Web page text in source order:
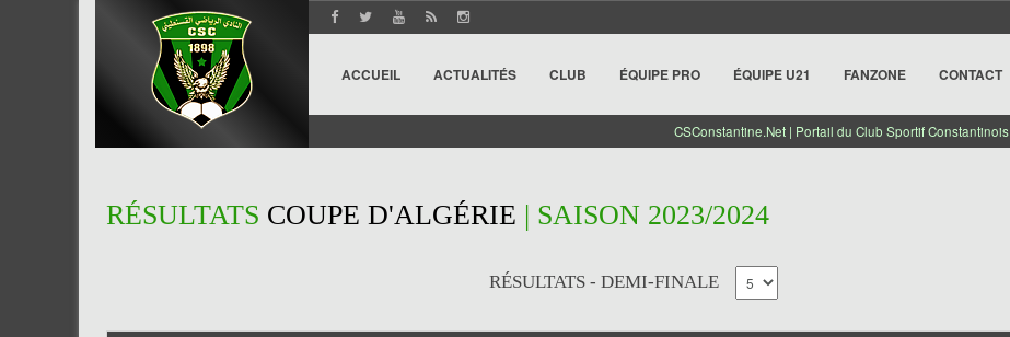
ACCUEIL ACTUALITÉS CLUB ÉQUIPE PRO ÉQUIPE U21 FANZONE CONTACT
CSConstantine.Net | Portail du Club Sportif Constantinois
RÉSULTATS COUPE D'ALGÉRIE | SAISON 2023/2024
RÉSULTATS - DEMI-FINALE